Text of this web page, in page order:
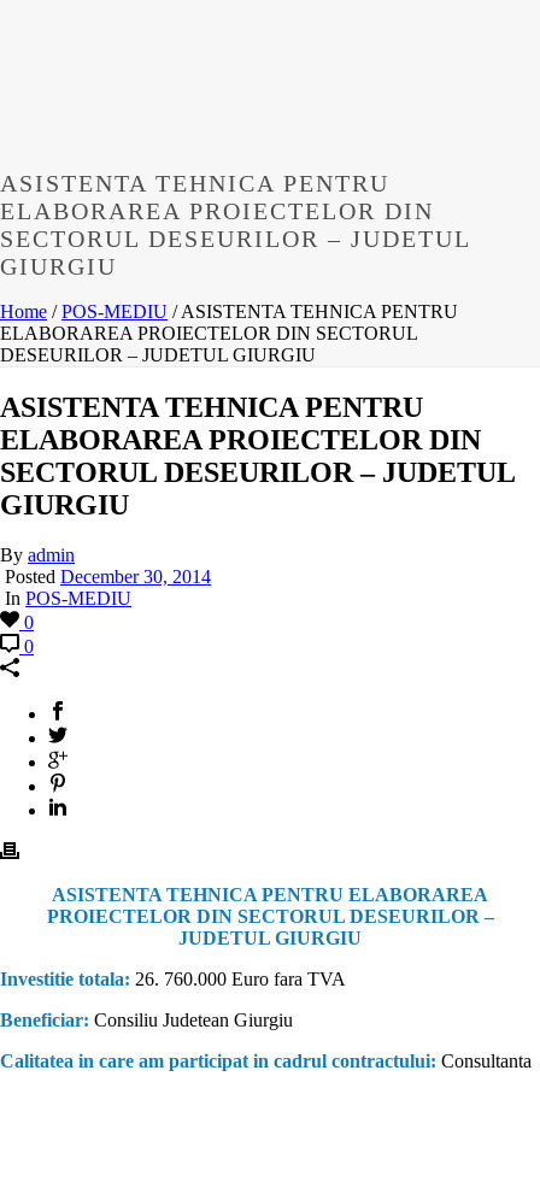
ASISTENTA TEHNICA PENTRU
ELABORAREA PROIECTELOR DIN
SECTORUL DESEURILOR – JUDETUL
GIURGIU
Home /POS-MEDIU / ASISTENTA TEHNICA PENTRU
ELABORAREA PROIECTELOR DIN SECTORUL
DESEURILOR – JUDETUL GIURGIU
ASISTENTA TEHNICA PENTRU
ELABORAREA PROIECTELOR DIN
SECTORUL DESEURILOR – JUDETUL
GIURGIU
By admin
Posted December 30, 2014
In POS-MEDIU
0
0
ASISTENTA TEHNICA PENTRU ELABORAREA
PROIECTELOR DIN SECTORUL DESEURILOR –
JUDETUL GIURGIU
Investitie totala: 26. 760.000 Euro fara TVA
Beneficiar: Consiliu Judetean Giurgiu
Calitatea in care am participat in cadrul contractului: Consultanta